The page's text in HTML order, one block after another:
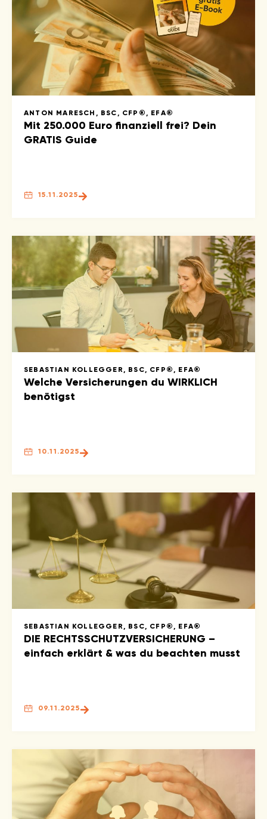
ANTON MARESCH, BSC, CFP®, EFA®
Mit 250.000 Euro finanziell frei? Dein
GRATIS Guide
15.11.2025
SEBASTIAN KOLLEGGER, BSC, CFP®, EFA®
Welche Versicherungen du WIRKLICH
benötigst
10.11.2025
SEBASTIAN KOLLEGGER, BSC, CFP®, EFA®
DIE RECHTSSCHUTZVERSICHERUNG –
einfach erklärt & was du beachten musst
09.11.2025